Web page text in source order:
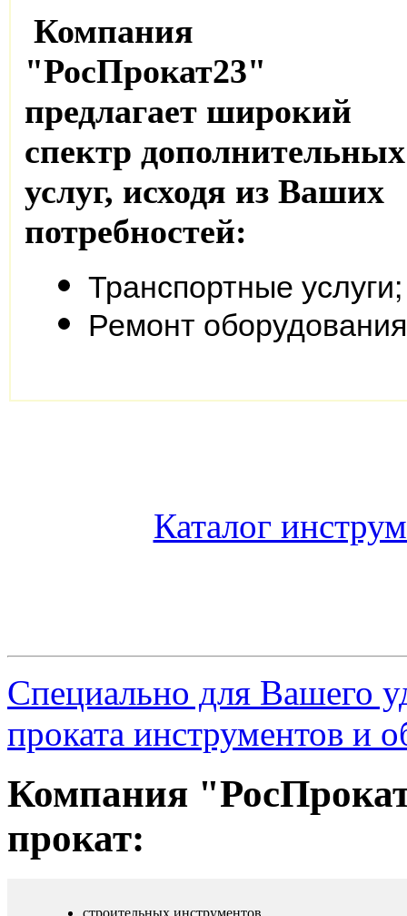
Компания
"РосПрокат23"
предлагает широкий
спектр дополнительных
услуг, исходя из Ваших
потребностей:
Транспортные услуги;
Ремонт
Каталог
Специально для Вашего
проката инструментов и
Компания
прокат: